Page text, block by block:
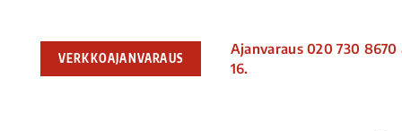
VERKKOAJANVARAUS
Ajanvaraus 020 730
16.